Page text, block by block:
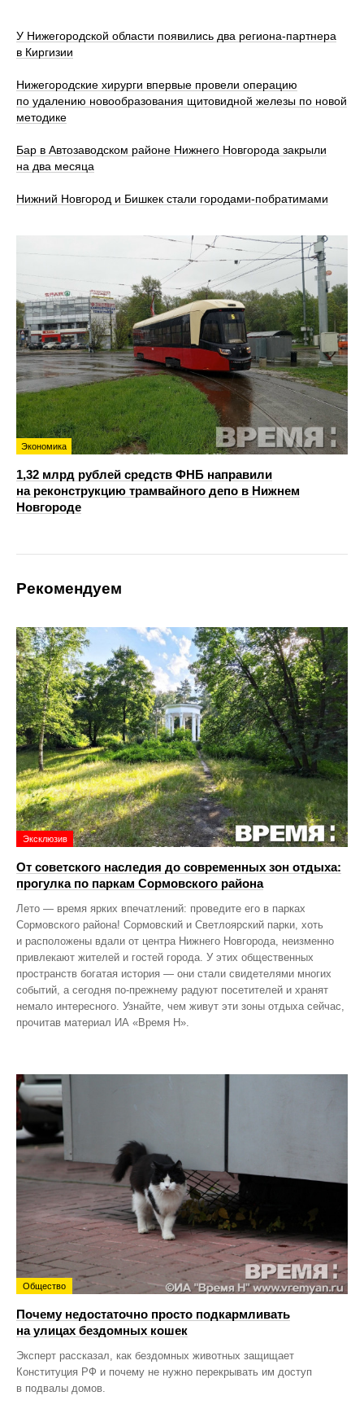
У Нижегородской области появились два региона-партнера
в Киргизии
Нижегородские хирурги впервые провели операцию
по удалению новообразования щитовидной железы по новой
методике
Бар в Автозаводском районе Нижнего Новгорода закрыли
на два месяца
Нижний Новгород и Бишкек стали городами-побратимами
Экономика
1,32 млрд рублей средств ФНБ направили
на реконструкцию трамвайного депо в Нижнем
Новгороде
Рекомендуем
Эксклюзив
От советского наследия до современных зон отдыха:
прогулка по паркам Сормовского района
Лето — время ярких впечатлений: проведите его в парках
Сормовского района! Сормовский и Светлоярский парки, хоть
и расположены вдали от центра Нижнего Новгорода, неизменно
привлекают жителей и гостей города. У этих общественных
пространств богатая история — они стали свидетелями многих
событий, а сегодня по‑прежнему радуют посетителей и хранят
немало интересного. Узнайте, чем живут эти зоны отдыха сейчас,
прочитав материал ИА «Время Н».
Общество
Почему недостаточно просто подкармливать
на улицах бездомных кошек
Эксперт рассказал, как бездомных животных защищает
Конституция РФ и почему не нужно перекрывать им доступ
в подвалы домов.